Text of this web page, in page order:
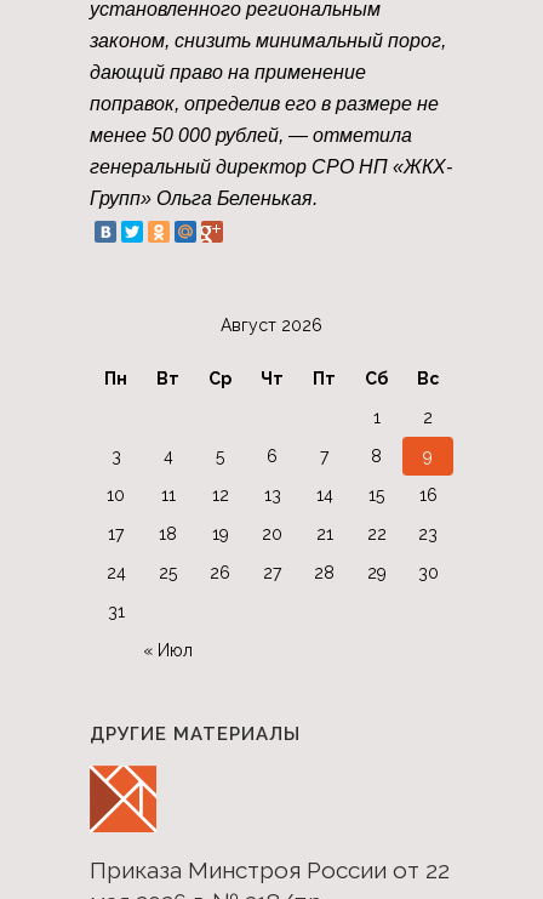
установленного региональным
законом, снизить минимальный порог,
дающий право на применение
поправок, определив его в размере не
менее 50 000 рублей, — отметила
генеральный директор СРО НП «ЖКХ-
Групп» Ольга Беленькая.
Август 2026
Пн Вт Ср Чт Пт Сб Вс
« Июл
1
2
3
4 5 6 7 8
9
10
11 12 13 14 15
16
17
18 19 20 21 22
23
24
25 26 27 28 29
30
31
ДРУГИЕ МАТЕРИАЛЫ
Приказа Минстроя России от 22